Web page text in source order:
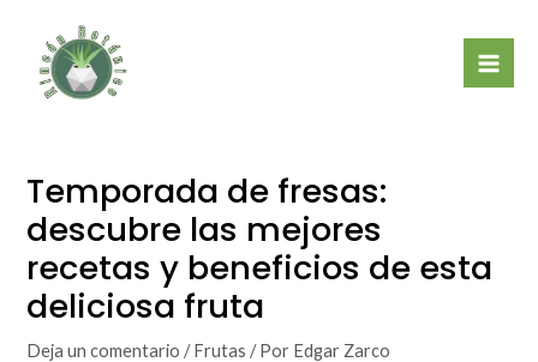
contenido
Temporada de fresas:
descubre las mejores
recetas y beneficios de esta
deliciosa fruta
Deja un comentario /Frutas / Por Edgar Zarco